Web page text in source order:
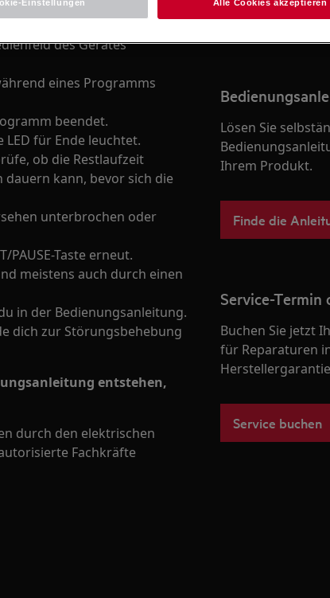
des Gerätes
eines Programms
beendet.
für Ende leuchtet.
ob die Restlaufzeit
dauern kann, bevor sich die
unterbrochen oder
PAUSE-Taste erneut.
meistens auch durch einen
in der Bedienungsanleitung.
dich zur Störungsbehebung
entstehen,
durch den elektrischen
Fachkräfte
Zum Webshop
Lösen Sie
Ihrem Produkt.
Finde die
Service-Termin
Buchen Sie jetzt
für Reparaturen
Service buchen
Einstellungen Alle Cookies akzeptieren